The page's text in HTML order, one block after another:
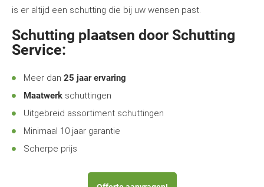
is er altijd een schutting die bij uw wensen past.
Schutting plaatsen door Schutting
Service:
Meer dan 25 jaar ervaring
Maatwerk schuttingen
Uitgebreid assortiment schuttingen
Minimaal 10 jaar garantie
Scherpe prijs